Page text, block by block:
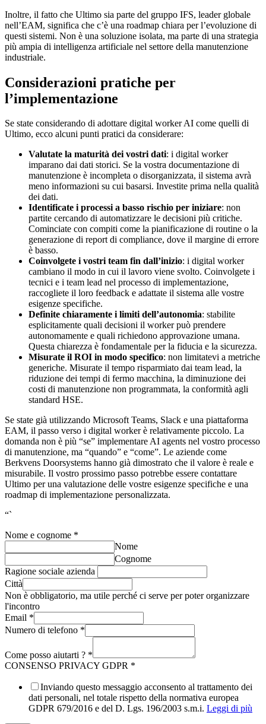
Inoltre, il fatto che Ultimo sia parte del gruppo IFS, leader globale
nell’EAM, significa che c’è una roadmap chiara per l’evoluzione di
questi sistemi. Non è una soluzione isolata, ma parte di una strategia
più ampia di intelligenza artificiale nel settore della manutenzione
industriale.
Considerazioni pratiche per
l’implementazione
Se state considerando di adottare digital worker AI come quelli di
Ultimo, ecco alcuni punti pratici da considerare:
Valutate la maturità dei vostri dati: i digital worker
imparano dai dati storici. Se la vostra documentazione di
manutenzione è incompleta o disorganizzata, il sistema avrà
meno informazioni su cui basarsi. Investite prima nella qualità
dei dati.
Identificate i processi a basso rischio per iniziare: non
partite cercando di automatizzare le decisioni più critiche.
Cominciate con compiti come la pianificazione di routine o la
generazione di report di compliance, dove il margine di errore
è basso.
Coinvolgete i vostri team fin dall’inizio: i digital worker
cambiano il modo in cui il lavoro viene svolto. Coinvolgete i
tecnici e i team lead nel processo di implementazione,
raccogliete il loro feedback e adattate il sistema alle vostre
esigenze specifiche.
Definite chiaramente i limiti dell’autonomia: stabilite
esplicitamente quali decisioni il worker può prendere
autonomamente e quali richiedono approvazione umana.
Questa chiarezza è fondamentale per la fiducia e la sicurezza.
Misurate il ROI in modo specifico: non limitatevi a metriche
generiche. Misurate il tempo risparmiato dai team lead, la
riduzione dei tempi di fermo macchina, la diminuzione dei
costi di manutenzione non programmata, la conformità agli
standard HSE.
Se state già utilizzando Microsoft Teams, Slack e una piattaforma
EAM, il passo verso i digital worker è relativamente piccolo. La
domanda non è più “se” implementare AI agents nel vostro processo
di manutenzione, ma “quando” e “come”. Le aziende come
Berkvens Doorsystems hanno già dimostrato che il valore è reale e
misurabile. Il vostro prossimo passo potrebbe essere contattare
Ultimo per una valutazione delle vostre esigenze specifiche e una
roadmap di implementazione personalizzata.
“`
Nome e cognome *
Nome
Cognome
Ragione sociale azienda
Città
Non è obbligatorio, ma utile perché ci serve per poter organizzare
l'incontro
Email *
Numero di telefono *
Come posso aiutarti ? *
CONSENSO PRIVACY GDPR *
Inviando questo messaggio acconsento al trattamento dei
dati personali, nel totale rispetto della normativa europea
GDPR 679/2016 e del D. Lgs. 196/2003 s.m.i. Leggi di più